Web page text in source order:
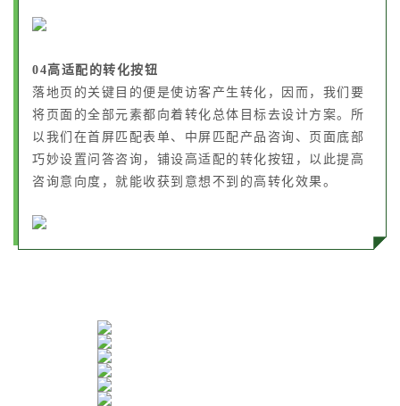
04高适配的转化按钮
落地页的关键目的便是使访客产生转化，因而，我们要
将页面的全部元素都向着转化总体目标去设计方案。所
以我们在首屏匹配表单、中屏匹配产品咨询、页面底部
巧妙设置问答咨询，铺设高适配的转化按钮，以此提高
咨询意向度，就能收获到意想不到的高转化效果。